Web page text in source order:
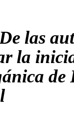
las
la